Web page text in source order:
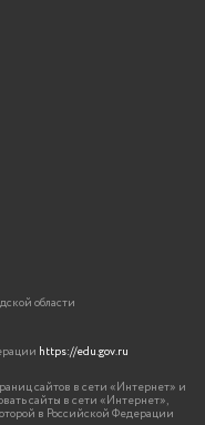
области
https://edu.gov.ru
сайтов в сети «Интернет» и
сайты в сети «Интернет»,
в Российской Федерации